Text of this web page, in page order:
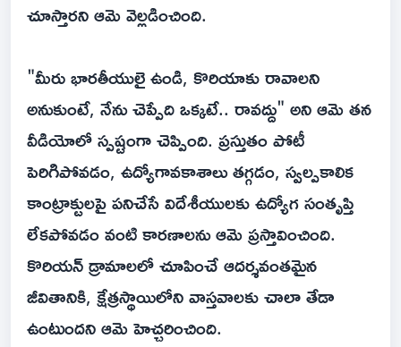
చూస్తారని ఆమె వెల్లడించింది.
"మీరు భారతీయులై ఉండి, కొరియాకు రావాలని
అనుకుంటే, నేను చెప్పేది ఒక్కటే.. రావద్దు" అని ఆమె తన
వీడియోలో స్పష్టంగా చెప్పింది. ప్రస్తుతం పోటీ
పెరిగిపోవడం, ఉద్యోగావకాశాలు తగ్గడం, స్వల్పకాలిక
కాంట్రాక్టులపై పనిచేసే విదేశీయులకు ఉద్యోగ సంతృప్తి
లేకపోవడం వంటి కారణాలను ఆమె ప్రస్తావించింది.
కొరియన్ డ్రామాలలో చూపించే ఆదర్శవంతమైన
జీవితానికి, క్షేత్రస్థాయిలోని వాస్తవాలకు చాలా తేడా
ఉంటుందని ఆమె హెచ్చరించింది.